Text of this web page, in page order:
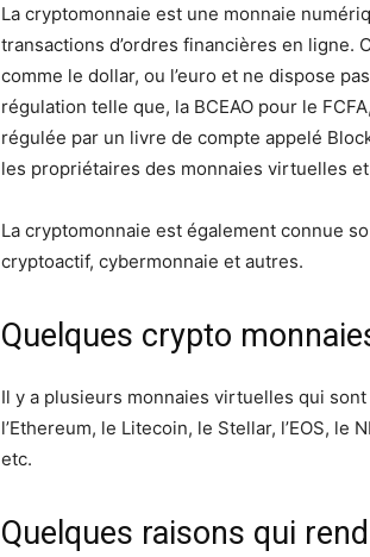
La cryptomonnaie est une monnaie
transactions d’ordres financières en ligne.
comme le dollar, ou l’euro et ne dispose
régulation telle que, la BCEAO pour le
régulée par un livre de compte appelé
les propriétaires des monnaies virtuelles
La cryptomonnaie est également connue
cryptoactif, cybermonnaie et autres.
Quelques crypto
Il y a plusieurs monnaies virtuelles qui
l’Ethereum, le Litecoin, le Stellar, l’EOS, le
etc.
Quelques raisons qui